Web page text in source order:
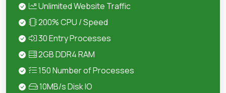
Unlimited Website Traffic
200% CPU / Speed
30 Entry Processes
2GB DDR4 RAM
150 Number of Processes
10MB/s Disk IO